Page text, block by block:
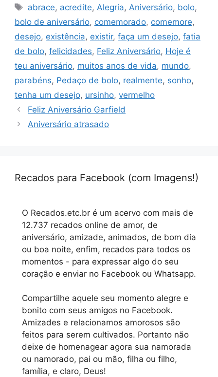
Tags
abrace, acredite, Alegria, Aniversário, bolo,
bolo de aniversário, comemorado, comemore,
desejo, existência, existir, faça um desejo, fatia
de bolo, felicidades, Feliz Aniversário, Hoje é
teu aniversário, muitos anos de vida, mundo,
parabéns, Pedaço de bolo, realmente, sonho,
tenha um desejo, ursinho, vermelho
Feliz Aniversário Garfield
Aniversário atrasado
Recados para Facebook (com Imagens!)
O Recados.etc.br é um acervo com mais de
12.737 recados online de amor, de
aniversário, amizade, animados, de bom dia
ou boa noite, enfim, recados para todos os
momentos - para expressar algo do seu
coração e enviar no Facebook ou Whatsapp.
Compartilhe aquele seu momento alegre e
bonito com seus amigos no Facebook.
Amizades e relacionamos amorosos são
feitos para serem cultivados. Portanto não
deixe de homenagear agora sua namorada
ou namorado, pai ou mão, filha ou filho,
família, e claro, Deus!